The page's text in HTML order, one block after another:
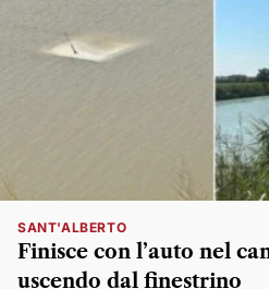
SANT'ALBERTO
Finisce con l’auto nel
uscendo dal finestrino